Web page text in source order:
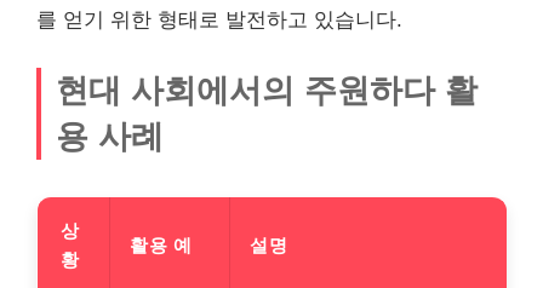
를 얻기 위한 형태로 발전하고 있습니다.
현대 사회에서의 주원하다 활
용 사례
상
황
활용 예 설명